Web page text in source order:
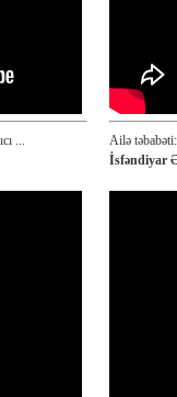
...
Ailə
İsfəndiyar